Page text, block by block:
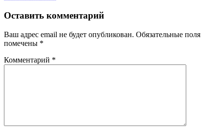
Оставить комментарий
Ваш адрес email не будет опубликован. Обязательные поля
помечены *
Комментарий *